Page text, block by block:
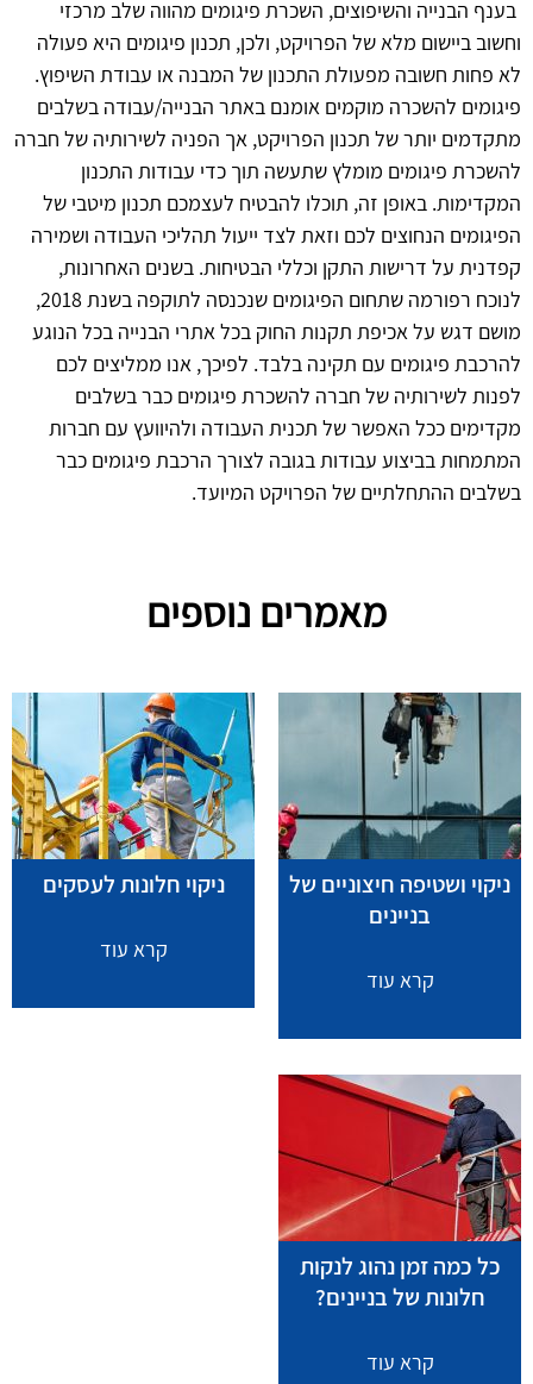
בענף הבנייה והשיפוצים, השכרת פיגומים מהווה שלב מרכזי
וחשוב ביישום מלא של הפרויקט, ולכן, תכנון פיגומים היא פעולה
לא פחות חשובה מפעולת התכנון של המבנה או עבודת השיפוץ.
פיגומים להשכרה מוקמים אומנם באתר הבנייה/עבודה בשלבים
מתקדמים יותר של תכנון הפרויקט, אך הפניה לשירותיה של חברה
להשכרת פיגומים מומלץ שתעשה תוך כדי עבודות התכנון
המקדימות. באופן זה, תוכלו להבטיח לעצמכם תכנון מיטבי של
הפיגומים הנחוצים לכם וזאת לצד ייעול תהליכי העבודה ושמירה
קפדנית על דרישות התקן וכללי הבטיחות. בשנים האחרונות,
לנוכח רפורמה שתחום הפיגומים שנכנסה לתוקפה בשנת 2018,
מושם דגש על אכיפת תקנות החוק בכל אתרי הבנייה בכל הנוגע
להרכבת פיגומים עם תקינה בלבד. לפיכך, אנו ממליצים לכם
לפנות לשירותיה של חברה להשכרת פיגומים כבר בשלבים
מקדימים ככל האפשר של תכנית העבודה ולהיוועץ עם חברות
המתמחות בביצוע עבודות בגובה לצורך הרכבת פיגומים כבר
בשלבים ההתחלתיים של הפרויקט המיועד.
מאמרים נוספים
ניקוי ושטיפה חיצוניים של
בניינים
קרא עוד
ניקוי חלונות לעסקים
קרא עוד
כל כמה זמן נהוג לנקות
חלונות של בניינים?
קרא עוד